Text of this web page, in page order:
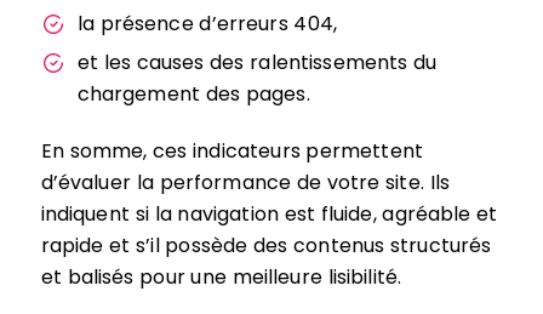
la présence d’erreurs 404,
et les causes des ralentissements du
chargement des pages.
En somme, ces indicateurs permettent
d’évaluer la performance de votre site. Ils
indiquent si la navigation est fluide, agréable et
rapide et s’il possède des contenus structurés
et balisés pour une meilleure lisibilité.